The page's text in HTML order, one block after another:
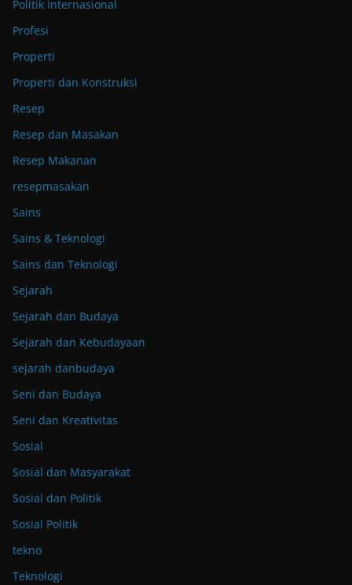
Politik Internasional
Profesi
Properti
Properti dan Konstruksi
Resep
Resep dan Masakan
Resep Makanan
resepmasakan
Sains
Sains & Teknologi
Sains dan Teknologi
Sejarah
Sejarah dan Budaya
Sejarah dan Kebudayaan
sejarah danbudaya
Seni dan Budaya
Seni dan Kreativitas
Sosial
Sosial dan Masyarakat
Sosial dan Politik
Sosial Politik
tekno
Teknologi